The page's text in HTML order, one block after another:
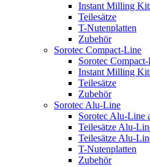
Instant Milling
Teilesätze
T-Nutenplatten
Zubehör
Sorotec Compact-Line
Sorotec
Instant Milling
Teilesätze
Zubehör
Sorotec Alu-Line
Sorotec Alu-Line
Teilesätze Alu-
Teilesätze Alu-
T-Nutenplatten
Zubehör